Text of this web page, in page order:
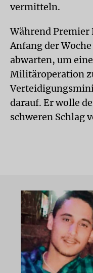
vermitteln.
Während
Anfang der
abwarten, um
Militäroperation
darauf. Er wolle
schweren Schlag